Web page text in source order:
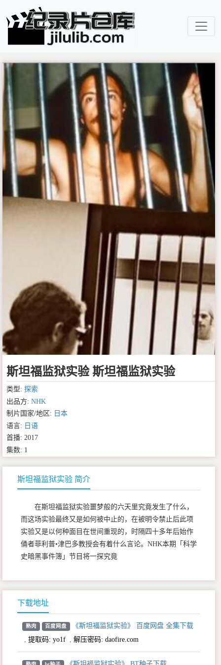
斯坦福监狱实验 斯坦福监狱实验
类型: 探索
出品方: NHK
制片国家/地区: 日本
语言: 日语
首播: 2017
集数: 1
斯坦福监狱实验 简介
在斯坦福监狱实验噩梦般的六天里究竟发生了什么，
而这场实验最终又是如何被中止的，在被明令禁止后此项
实验又是以何种面目在世间重现的，时隔四十多年后始作
俑者菲利普•津巴多教授会有着什么言论。NHK本期「科学
史暗黑事件簿」节目将一探究竟
下载地址
熟肉 百度网盘
《斯坦福监狱实验》 百度网盘 全集下载
, 提取码: yo1f , 解压密码: daofire.com